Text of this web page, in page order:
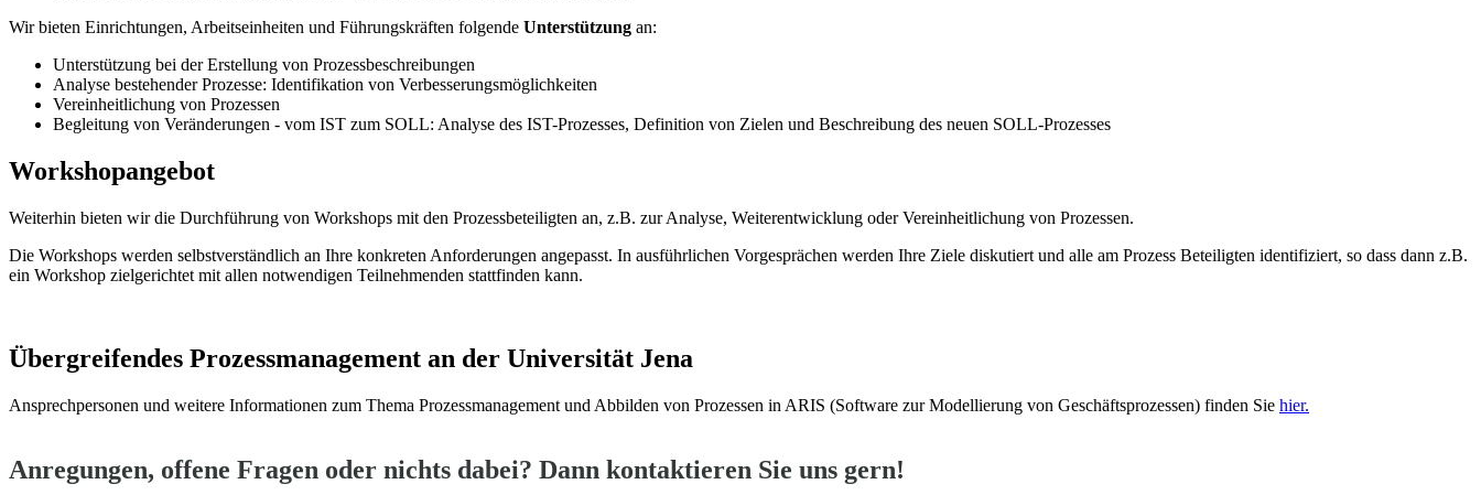
Wir bieten Einrichtungen, Arbeitseinheiten und Führungskräften folgende Unterstützung an:
Unterstützung bei der Erstellung von Prozessbeschreibungen
Analyse bestehender Prozesse: Identifikation von Verbesserungsmöglichkeiten
Vereinheitlichung von Prozessen
Begleitung von Veränderungen - vom IST zum SOLL: Analyse des IST-Prozesses, Definition von Zielen und Beschreibung des neuen SOLL-Prozesses
Workshopangebot
Weiterhin bieten wir die Durchführung von Workshops mit den Prozessbeteiligten an, z.B. zur Analyse, Weiterentwicklung oder Vereinheitlichung von Prozessen.
Die Workshops werden selbstverständlich an Ihre konkreten Anforderungen angepasst. In ausführlichen Vorgesprächen werden Ihre Ziele diskutiert und alle am Prozess Beteiligten identifiziert, so dass dann z.B.
ein Workshop zielgerichtet mit allen notwendigen Teilnehmenden stattfinden kann.
Übergreifendes Prozessmanagement an der Universität Jena
Ansprechpersonen und weitere Informationen zum Thema Prozessmanagement und Abbilden von Prozessen in ARIS (Software zur Modellierung von Geschäftsprozessen) finden Sie hier.
Anregungen, offene Fragen oder nichts dabei? Dann kontaktieren Sie uns gern!